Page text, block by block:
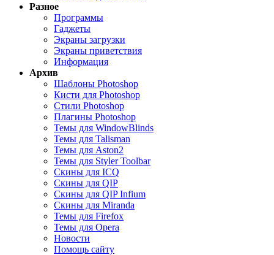
Разное
Программы
Гаджеты
Экраны загрузки
Экраны приветствия
Информация
Архив
Шаблоны Photoshop
Кисти для Photoshop
Стили Photoshop
Плагины Photoshop
Темы для WindowBlinds
Темы для Talisman
Темы для Aston2
Темы для Styler Toolbar
Скины для ICQ
Скины для QIP
Скины для QIP Infium
Скины для Miranda
Темы для Firefox
Темы для Opera
Новости
Помощь сайту